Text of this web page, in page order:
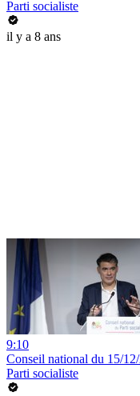
Parti socialiste
il y a 8 ans
9:10
Conseil national du 15/
Parti socialiste